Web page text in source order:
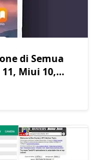
di Semua
Miui 10,